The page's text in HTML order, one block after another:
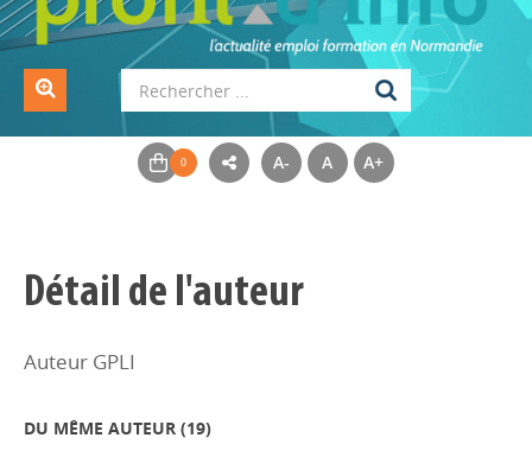
A- A A+
Détail de l'auteur
Auteur GPLI
DU MÊME AUTEUR (19)